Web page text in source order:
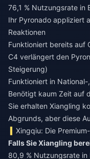
76,1 % Nutzungsrate in
Ihr Pyronado appliziert
Reaktionen
Funktioniert bereits auf
C4 verlängert den
Steigerung)
Funktioniert in
Benötigt kaum Zeit auf
Sie erhalten Xiangling
Abgrunds, aber diese
Xingqiu: Die
Falls Sie Xiangling
80,9 % Nutzungsrate in